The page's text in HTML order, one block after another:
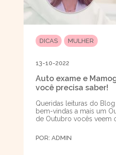
DICAS MULHER
13-10-2022
Auto exame e
você precisa saber!
Queridas leituras do
bem-vindas a mais um
de Outubro vocês veem
POR: ADMIN